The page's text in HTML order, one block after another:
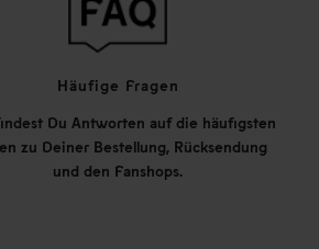
Häufige Fragen
Du Antworten auf die häufigsten
zu Deiner Bestellung, Rücksendung
und den Fanshops.